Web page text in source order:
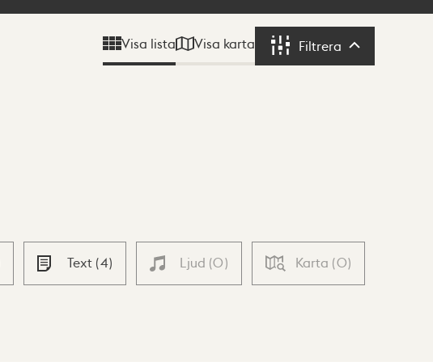
Visa lista Visa karta Filtrera Filtrera
Text (4) Ljud (0) Karta (0)